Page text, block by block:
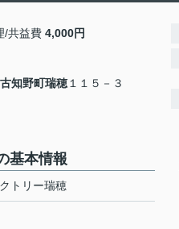
共益費 4,000円
古知野町瑞穂１１５－３
基本情報
トリー瑞穂